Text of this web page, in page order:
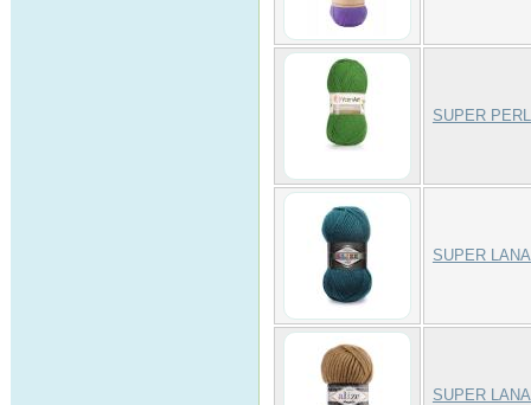
SUPER
SUPER
SUPER